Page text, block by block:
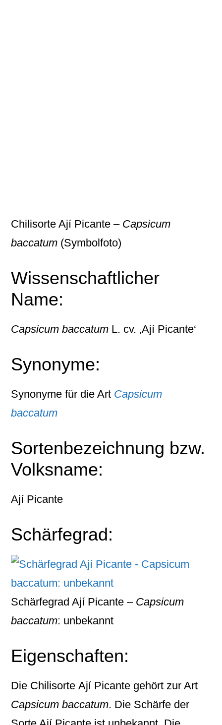
Chilisorte Ají Picante – Capsicum
baccatum (Symbolfoto)
Wissenschaftlicher
Name:
Capsicum baccatum L. cv. ‚Ají Picante‘
Synonyme:
Synonyme für die Art Capsicum
baccatum
Sortenbezeichnung bzw.
Volksname:
Ají Picante
Schärfegrad:
Schärfegrad Ají Picante – Capsicum
baccatum: unbekannt
Eigenschaften:
Die ChilisorteAjí Picante gehört zur Art
Capsicum baccatum. Die Schärfe der